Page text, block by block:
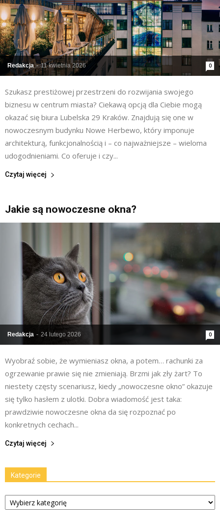
Redakcja - 11 kwietnia 2026 0
Szukasz prestiżowej przestrzeni do rozwijania swojego
biznesu w centrum miasta? Ciekawą opcją dla Ciebie mogą
okazać się biura Lubelska 29 Kraków. Znajdują się one w
nowoczesnym budynku Nowe Herbewo, który imponuje
architekturą, funkcjonalnością i – co najważniejsze – wieloma
udogodnieniami. Co oferuje i czy...
Czytaj więcej
Jakie są nowoczesne okna?
Redakcja - 24 lutego 2026 0
Wyobraź sobie, że wymieniasz okna, a potem… rachunki za
ogrzewanie prawie się nie zmieniają. Brzmi jak zły żart? To
niestety częsty scenariusz, kiedy „nowoczesne okno” okazuje
się tylko hasłem z ulotki. Dobra wiadomość jest taka:
prawdziwie nowoczesne okna da się rozpoznać po
konkretnych cechach...
Czytaj więcej
Kategorie
Kategorie